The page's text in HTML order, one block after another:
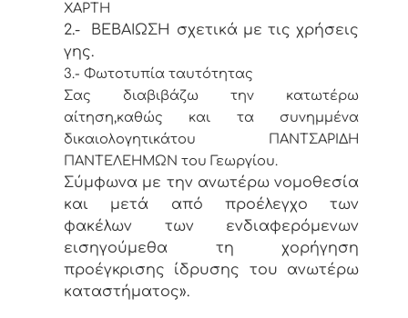
ΧΑΡΤΗ
2.- ΒΕΒΑΙΩΣΗ σχετικά με τις χρήσεις
γης.
3.- Φωτοτυπία ταυτότητας
Σας διαβιβάζω την κατωτέρω
αίτηση,καθώς και τα συνημμένα
δικαιολογητικάτου
ΠΑΝΤΣΑΡΙΔΗ
ΠΑΝΤΕΛΕΗΜΩΝ του Γεωργίου.
Σύμφωνα με την ανωτέρω νομοθεσία
και μετά από προέλεγχο των
φακέλων των ενδιαφερόμενων
εισηγούμεθα τη χορήγηση
προέγκρισης ίδρυσης του ανωτέρω
καταστήματος».